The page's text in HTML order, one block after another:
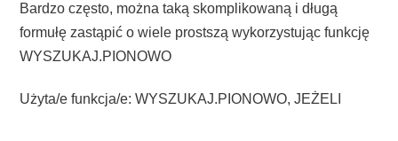
Bardzo często, można taką skomplikowaną i długą
formułę zastąpić o wiele prostszą wykorzystując funkcję
WYSZUKAJ.PIONOWO
Użyta/e funkcja/e: WYSZUKAJ.PIONOWO, JEŻELI